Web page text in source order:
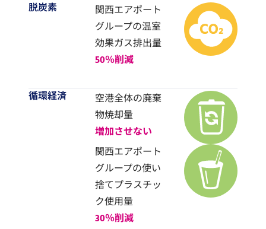
脱炭素
関西エアポート
グループの温室
効果ガス排出量
50％削減
循環経済
空港全体の廃棄
物焼却量
増加させない
関西エアポート
グループの使い
捨てプラスチッ
ク使用量
30％削減